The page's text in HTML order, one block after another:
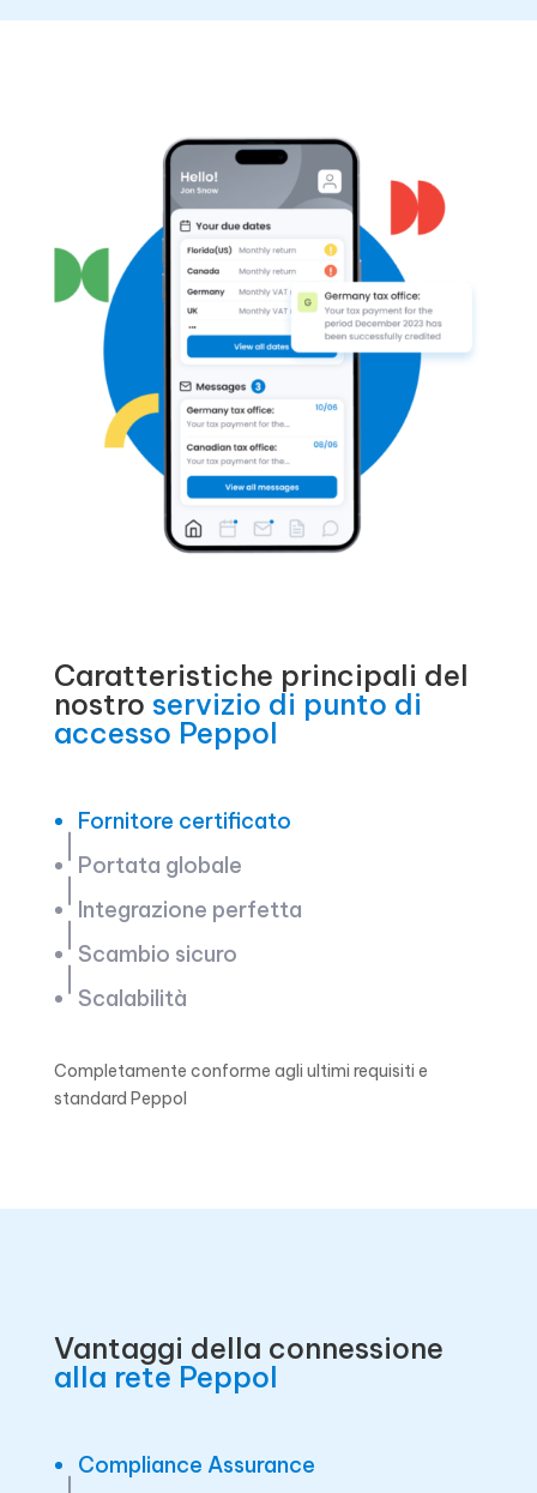
Caratteristiche principali del
nostro servizio di punto di
accesso Peppol
Fornitore certificato
Portata globale
Integrazione perfetta
Scambio sicuro
Scalabilità
Completamente conforme agli ultimi requisiti e
standard Peppol
Vantaggi della connessione
alla rete Peppol
Compliance Assurance